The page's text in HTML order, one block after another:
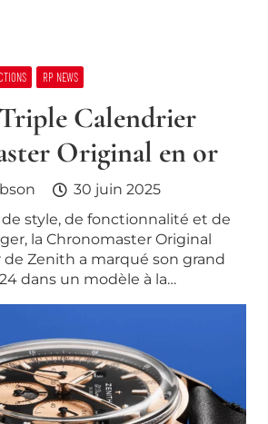
RP NEWS
Calendrier
Original en or
30 juin 2025
style, de fonctionnalité et de
la Chronomaster Original
de Zenith a marqué son grand
dans un modèle à la…